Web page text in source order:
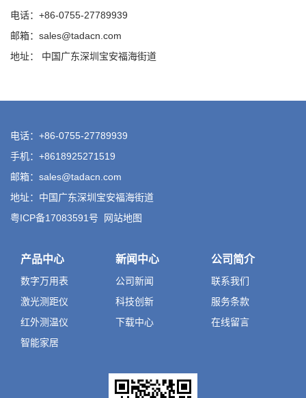
电话：+86-0755-27789939
邮箱：sales@tadacn.com
地址： 中国广东深圳宝安福海街道
电话：+86-0755-27789939
手机：+8618925271519
邮箱：sales@tadacn.com
地址：中国广东深圳宝安福海街道
粤ICP备17083591号
网站地图
产品中心
数字万用表
激光测距仪
红外测温仪
智能家居
新闻中心
公司新闻
科技创新
下载中心
公司简介
联系我们
服务条款
在线留言